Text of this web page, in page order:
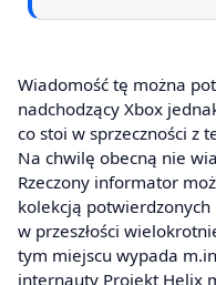
Wiadomość tę można
nadchodzący Xbox
co stoi w sprzeczności z
Na chwilę obecną nie
Rzeczony informator
kolekcją
w przeszłości
tym miejscu wypada
internauty Projekt Helix